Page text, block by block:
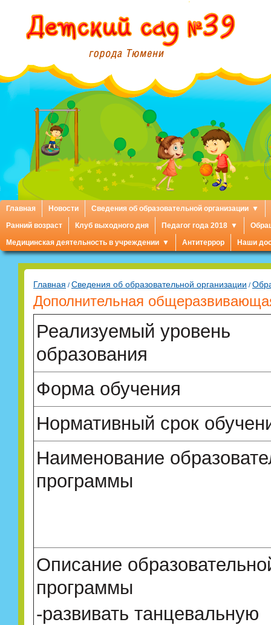
Главная Новости
Сведения об образовательной организации
Ранний возраст
Клуб выходного дня Педагог года 2018
Медицинская деятельность в учреждении
Антитеррор Наши
Главная / Сведения об образовательной организации /
Дополнительная
Реализуемый уровень
образования
Форма обучения
Нормативный срок
Наименование
программы
Описание
программы
-развивать танцевальную